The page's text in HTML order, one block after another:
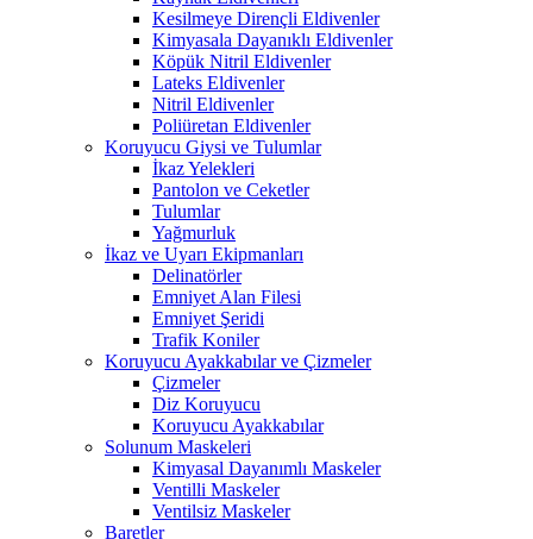
Kesilmeye Dirençli Eldivenler
Kimyasala Dayanıklı Eldivenler
Köpük Nitril Eldivenler
Lateks Eldivenler
Nitril Eldivenler
Poliüretan Eldivenler
Koruyucu Giysi ve Tulumlar
İkaz Yelekleri
Pantolon ve Ceketler
Tulumlar
Yağmurluk
İkaz ve Uyarı Ekipmanları
Delinatörler
Emniyet Alan Filesi
Emniyet Şeridi
Trafik Koniler
Koruyucu Ayakkabılar ve Çizmeler
Çizmeler
Diz Koruyucu
Koruyucu Ayakkabılar
Solunum Maskeleri
Kimyasal Dayanımlı Maskeler
Ventilli Maskeler
Ventilsiz Maskeler
Baretler